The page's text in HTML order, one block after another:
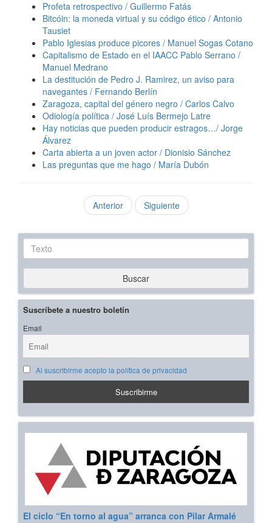
Profeta retrospectivo / Guillermo Fatás
Bitcóin: la moneda virtual y su código ético / Antonio
Tausiet
Pablo Iglesias produce picores / Manuel Sogas Cotano
Capitalismo de Estado en el IAACC Pablo Serrano /
Manuel Medrano
La destitución de Pedro J. Ramirez, un aviso para
navegantes / Fernando Berlín
Zaragoza, capital del género negro / Carlos Calvo
Odiología política / José Luís Bermejo Latre
Hay noticias que pueden producir estragos…/ Jorge
Álvarez
Carta abierta a un joven actor / Dionisio Sánchez
Las preguntas que me hago / María Dubón
Anterior Siguiente
Texto
Buscar
Suscríbete a nuestro boletín
Email
Al suscribirme acepto la política de privacidad
El ciclo “En torno al agua” arranca con Pilar Armalé